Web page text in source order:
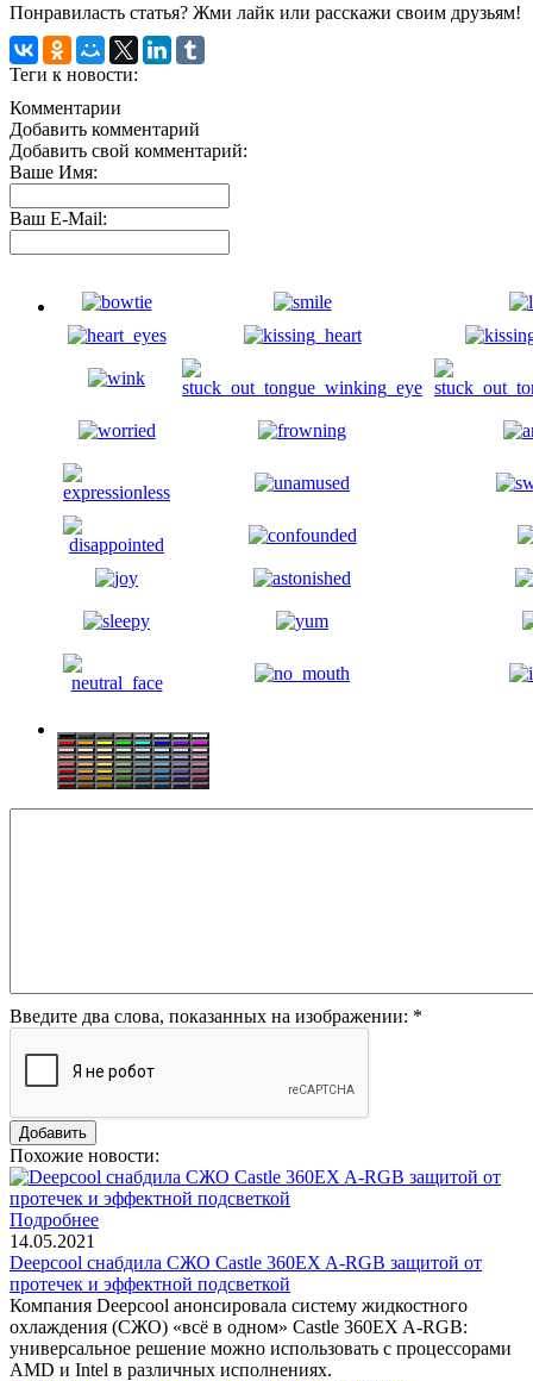
Понравиласть статья? Жми лайк или расскажи своим друзьям!
Теги к новости:
Комментарии
Добавить комментарий
Добавить свой комментарий:
Ваше Имя:
Ваш E-Mail:
Введите два слова, показанных на изображении: *
Похожие новости:
Подробнее
14.05.2021
Deepcool снабдила СЖО Castle 360EX A-RGB защитой от
протечек и эффектной подсветкой
Компания Deepcool анонсировала систему жидкостного
охлаждения (СЖО) «всё в одном» Castle 360EX A-RGB:
универсальное решение можно использовать с процессорами
AMD и Intel в различных исполнениях.